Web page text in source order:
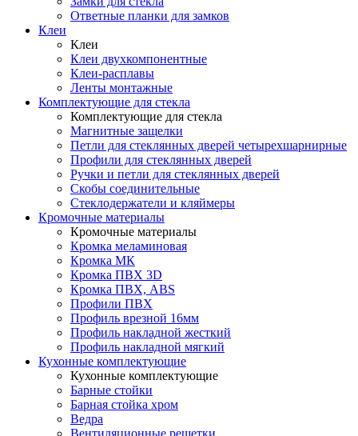
Ответные планки для замков
Клеи
Клеи
Клеи двухкомпонентные
Клеи-расплавы
Ленты монтажные
Комплектующие для стекла
Комплектующие для стекла
Магнитные защелки
Петли для стеклянных дверей четырехшарнирные
Профили для стеклянных дверей
Ручки и петли для стеклянных дверей
Скобы соединительные
Стеклодержатели и кляймеры
Кромочные материалы
Кромочные материалы
Кромка меламиновая
Кромка МК
Кромка ПВХ 3D
Кромка ПВХ, ABS
Профили ПВХ
Профиль врезной 16мм
Профиль накладной жесткий
Профиль накладной мягкий
Кухонные комплектующие
Кухонные комплектующие
Барные стойки
Барная стойка хром
Ведра
Вентиляционные решетки